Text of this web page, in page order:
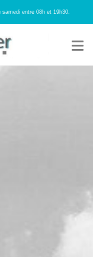
samedi entre 08h et 19h30.